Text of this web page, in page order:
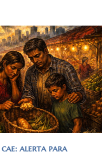
alerta para